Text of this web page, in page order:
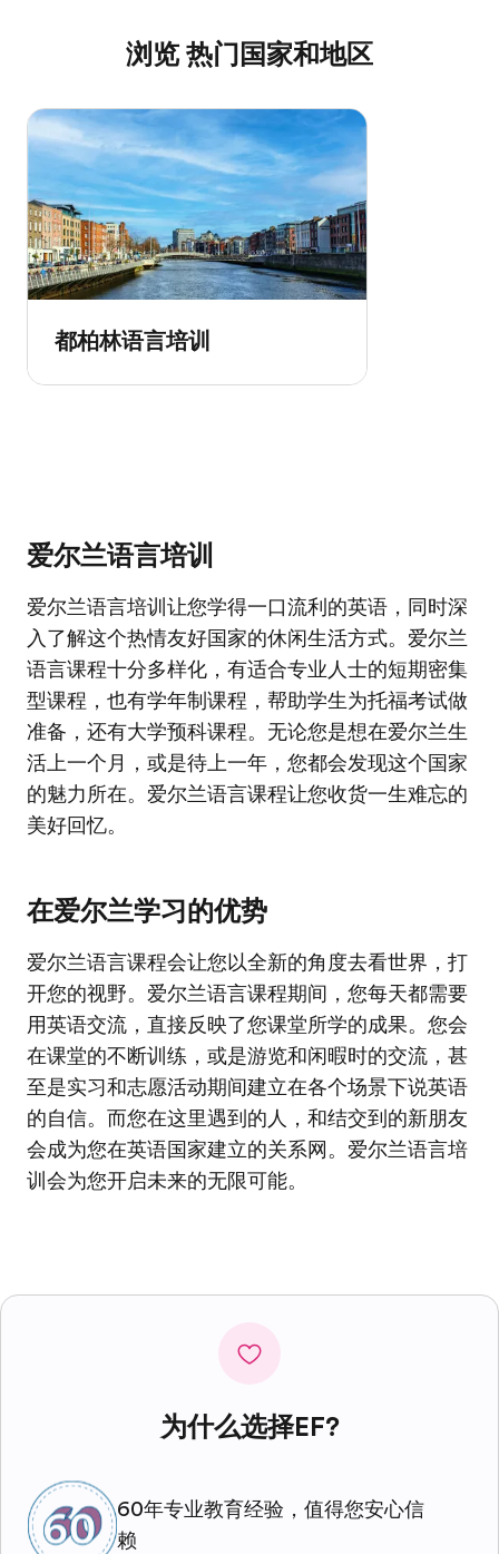
浏览 热门国家和地区
都柏林语言培训
爱尔兰语言培训
爱尔兰语言培训让您学得一口流利的英语，同时深
入了解这个热情友好国家的休闲生活方式。爱尔兰
语言课程十分多样化，有适合专业人士的短期密集
型课程，也有学年制课程，帮助学生为托福考试做
准备，还有大学预科课程。无论您是想在爱尔兰生
活上一个月，或是待上一年，您都会发现这个国家
的魅力所在。爱尔兰语言课程让您收货一生难忘的
美好回忆。
在爱尔兰学习的优势
爱尔兰语言课程会让您以全新的角度去看世界，打
开您的视野。爱尔兰语言课程期间，您每天都需要
用英语交流，直接反映了您课堂所学的成果。您会
在课堂的不断训练，或是游览和闲暇时的交流，甚
至是实习和志愿活动期间建立在各个场景下说英语
的自信。而您在这里遇到的人，和结交到的新朋友
会成为您在英语国家建立的关系网。爱尔兰语言培
训会为您开启未来的无限可能。
为什么选择EF?
60年专业教育经验，值得您安心信
赖